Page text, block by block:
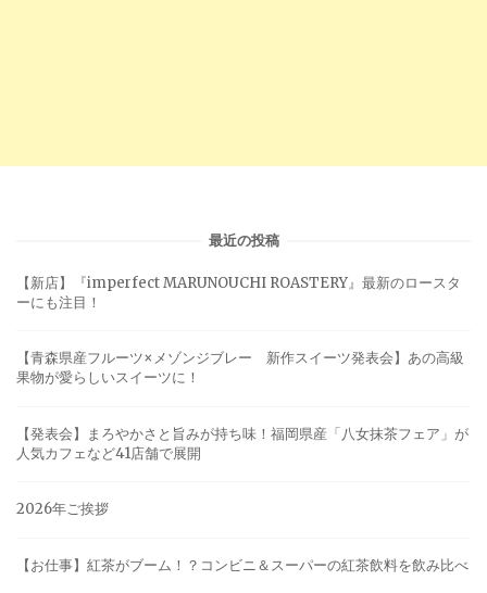
最近の投稿
【新店】『imperfect MARUNOUCHI ROASTERY』最新のロースタ
ーにも注目！
【青森県産フルーツ×メゾンジブレー 新作スイーツ発表会】あの高級
果物が愛らしいスイーツに！
【発表会】まろやかさと旨みが持ち味！福岡県産「八女抹茶フェア」が
人気カフェなど41店舗で展開
2026年ご挨拶
【お仕事】紅茶がブーム！？コンビニ＆スーパーの紅茶飲料を飲み比べ